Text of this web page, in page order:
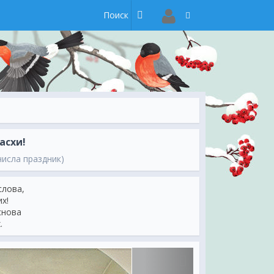
праздник)